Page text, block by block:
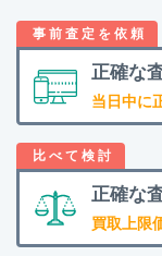
正確な
当日中に
正確な
買取上限